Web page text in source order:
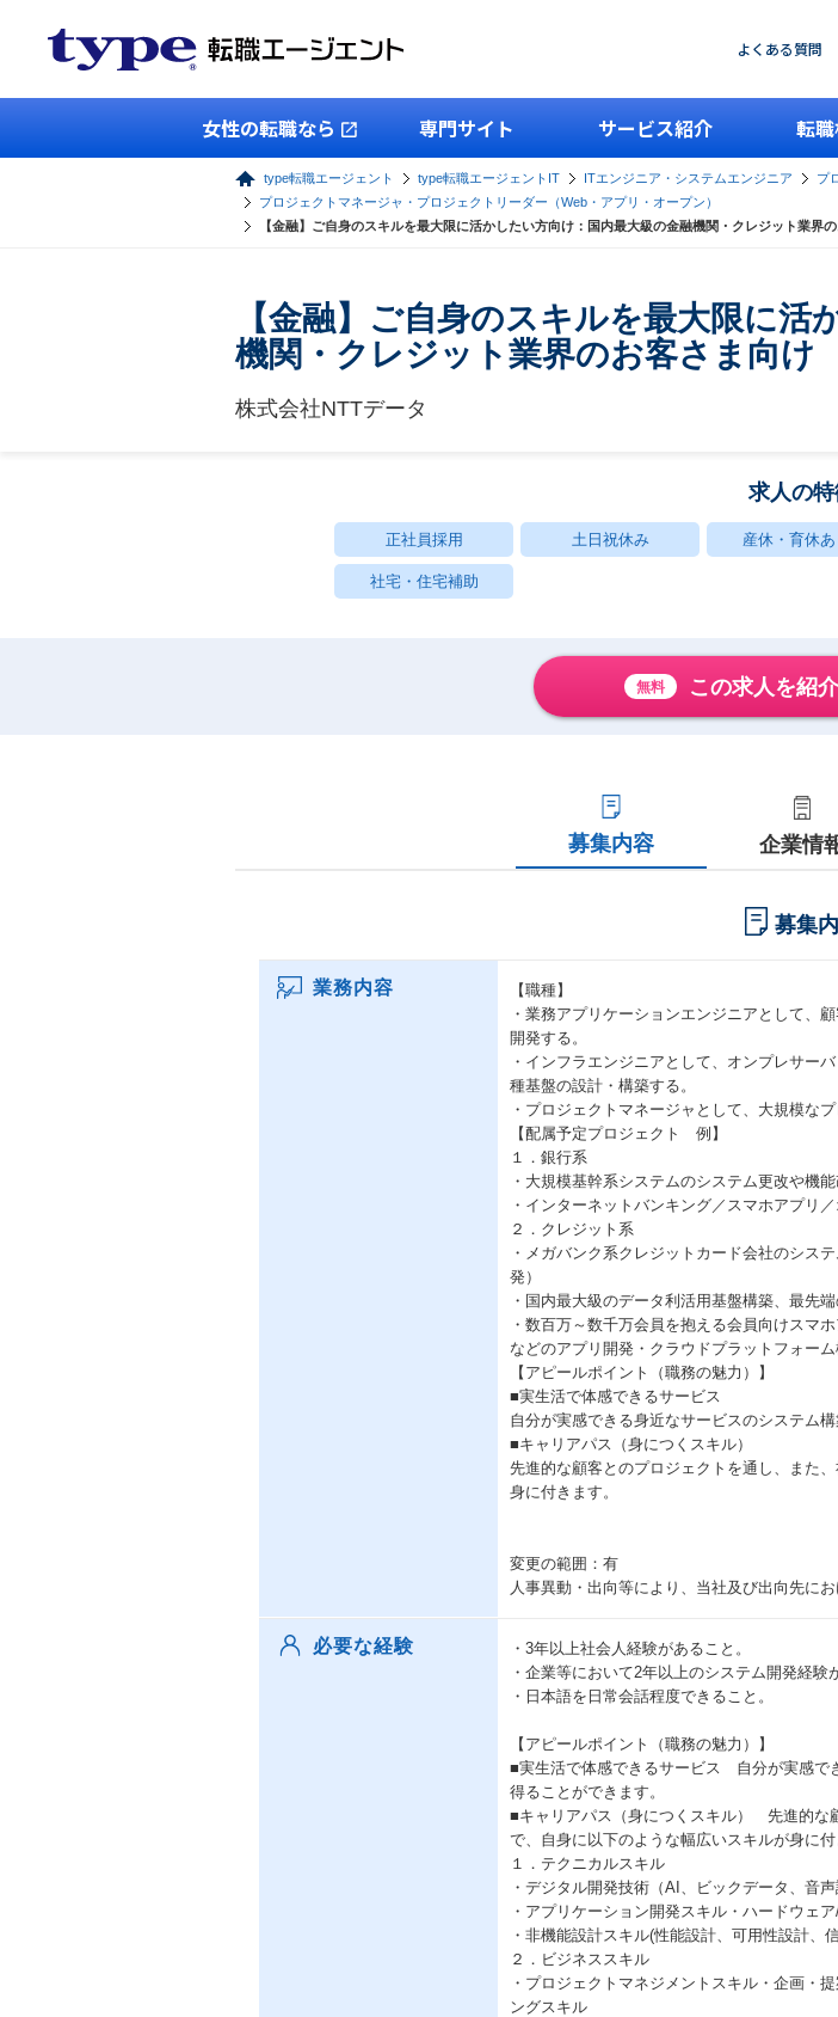
よくある質問
女性の転職なら 専門サイト サービス紹介 転
type転職エージェント type転職エージェントIT ITエンジニア・システムエンジニア
プ
プロジェクトマネージャ・プロジェクトリーダー（Web・アプリ・オープン）
【金融】ご自身のスキルを最大限に活かしたい方向け：国内最大級の金融機関・クレジット業界
【金融】ご自身のスキルを最大限に
機関・クレジット業界のお客さま向け
株式会社NTTデータ
求人の
正社員採用 土日祝休み 産休・育休あ
社宅・住宅補助
無料 この求人を紹
募集内容 企業情
募集
業務内容
【職種】
・業務アプリケーションエンジニアとして、
開発する。
・インフラエンジニアとして、オンプレサー
種基盤の設計・構築する。
・プロジェクトマネージャとして、大規模な
【配属予定プロジェクト 例】
１．銀行系
・大規模基幹系システムのシステム更改や機
・インターネットバンキング／スマホアプリ
２．クレジット系
・メガバンク系クレジットカード会社のシス
発）
・国内最大級のデータ利活用基盤構築、最先
・数百万～数千万会員を抱える会員向けスマ
などのアプリ開発・クラウドプラットフォー
【アピールポイント（職務の魅力）】
■実生活で体感できるサービス
自分が実感できる身近なサービスのシステム
■キャリアパス（身につくスキル）
先進的な顧客とのプロジェクトを通し、また
身に付きます。
変更の範囲：有
人事異動・出向等により、当社及び出向先に
必要な経験
・3年以上社会人経験があること。
・企業等において2年以上のシステム開発経験
・日本語を日常会話程度できること。
【アピールポイント（職務の魅力）】
■実生活で体感できるサービス 自分が実感で
得ることができます。
■キャリアパス（身につくスキル） 先進的な
で、自身に以下のような幅広いスキルが身に付
１．テクニカルスキル
・デジタル開発技術（AI、ビックデータ、音
・アプリケーション開発スキル・ハードウェ
・非機能設計スキル(性能設計、可用性設計、
２．ビジネススキル
・プロジェクトマネジメントスキル・企画・
ングスキル